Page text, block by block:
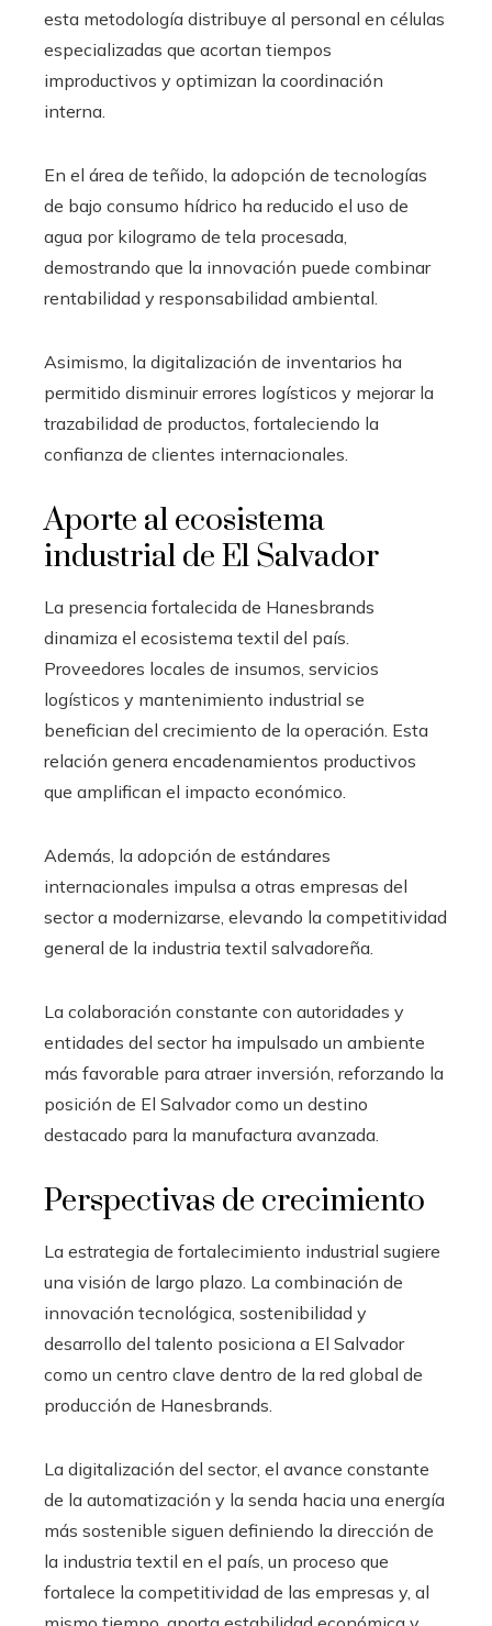
esta metodología distribuye al personal en células
especializadas que acortan tiempos
improductivos y optimizan la coordinación
interna.
En el área de teñido, la adopción de tecnologías
de bajo consumo hídrico ha reducido el uso de
agua por kilogramo de tela procesada,
demostrando que la innovación puede combinar
rentabilidad y responsabilidad ambiental.
Asimismo, la digitalización de inventarios ha
permitido disminuir errores logísticos y mejorar la
trazabilidad de productos, fortaleciendo la
confianza de clientes internacionales.
Aporte al ecosistema
industrial de El Salvador
La presencia fortalecida de Hanesbrands
dinamiza el ecosistema textil del país.
Proveedores locales de insumos, servicios
logísticos y mantenimiento industrial se
benefician del crecimiento de la operación. Esta
relación genera encadenamientos productivos
que amplifican el impacto económico.
Además, la adopción de estándares
internacionales impulsa a otras empresas del
sector a modernizarse, elevando la competitividad
general de la industria textil salvadoreña.
La colaboración constante con autoridades y
entidades del sector ha impulsado un ambiente
más favorable para atraer inversión, reforzando la
posición de El Salvador como un destino
destacado para la manufactura avanzada.
Perspectivas de crecimiento
La estrategia de fortalecimiento industrial sugiere
una visión de largo plazo. La combinación de
innovación tecnológica, sostenibilidad y
desarrollo del talento posiciona a El Salvador
como un centro clave dentro de la red global de
producción de Hanesbrands.
La digitalización del sector, el avance constante
de la automatización y la senda hacia una energía
más sostenible siguen definiendo la dirección de
la industria textil en el país, un proceso que
fortalece la competitividad de las empresas y, al